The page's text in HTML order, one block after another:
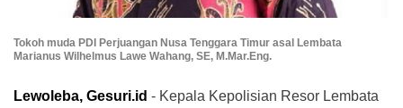
Tokoh muda PDI Perjuangan Nusa Tenggara Timur asal Lembata
Marianus Wilhelmus Lawe Wahang, SE, M.Mar.Eng.
Lewoleba, Gesuri.id - Kepala Kepolisian Resor Lembata